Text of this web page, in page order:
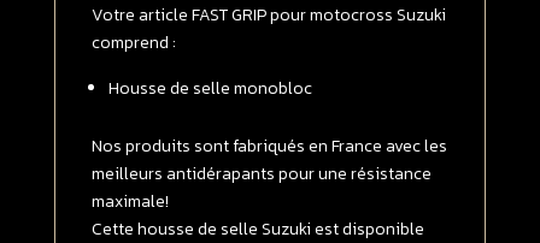
RMZ
2007
>
Blanche
Votre article FAST GRIP pour motocross Suzuki
comprend :
Housse de selle monobloc
Nos produits sont fabriqués en France avec les
meilleurs antidérapants pour une résistance
maximale!
Cette housse de selle Suzuki est disponible